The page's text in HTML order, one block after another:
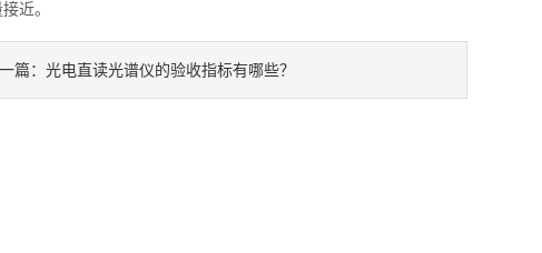
近。
一篇：光电直读光谱仪的验收指标有哪些？